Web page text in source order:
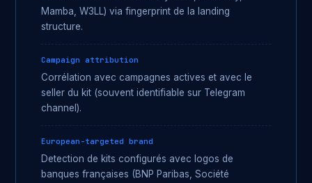
Mamba, W3LL) via fingerprint de la landing
structure.
Campaign attribution
Corrélation avec campagnes actives et avec le
seller du kit (souvent identifiable sur Telegram
channel).
European-targeted brand
Detection de kits configurés avec logos de
banques françaises (BNP Paribas, Société